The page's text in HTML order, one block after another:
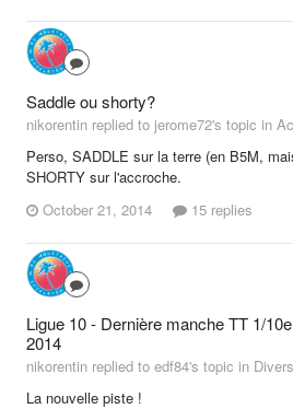
Saddle ou shorty?
nikorentin replied to jerome72's topic in
Perso, SADDLE sur la terre (en B5M,
SHORTY sur l'accroche.
October 21, 2014
15 replies
Ligue 10 - Dernière manche TT 1/
2014
nikorentin replied to edf84's topic in Divers
La nouvelle piste !